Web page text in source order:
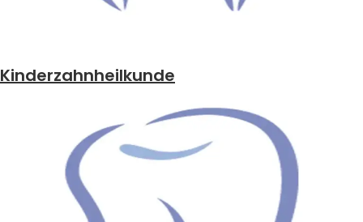
Kinderzahnheilkunde